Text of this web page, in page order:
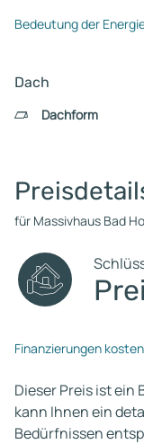
Bedeutung der
Dach
Dachform
für Massivhaus Bad
Finanzierungen
Dieser Preis ist ein
kann Ihnen ein
Bedürfnissen